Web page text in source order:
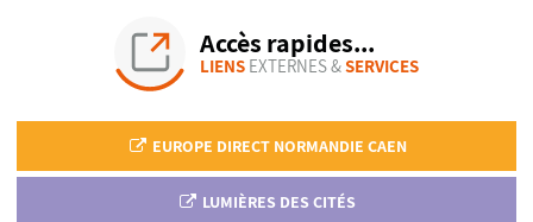
Accès rapides...
LIENSEXTERNES &SERVICES
EUROPE DIRECT NORMANDIE CAEN
LUMIÈRES DES CITÉS